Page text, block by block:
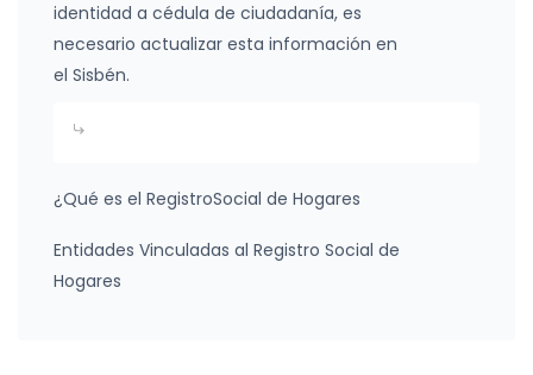
identidad a cédula de ciudadanía, es
necesario actualizar esta información en
el Sisbén.
¿Qué es el RegistroSocial de Hogares
Entidades Vinculadas al Registro Social de
Hogares